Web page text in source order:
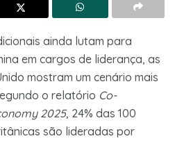
ainda lutam para
em cargos de liderança, as
mostram um cenário mais
o relatório Co-
2025, 24% das 100
são lideradas por